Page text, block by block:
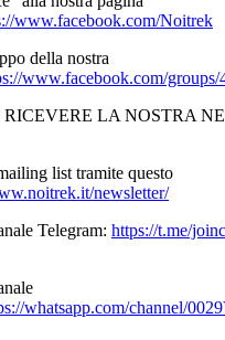
www.facebook.com/Noitrek
della nostra
www.facebook.com/
LA NOSTRA
list tramite questo
newsletter/
Telegram: https://t.me/
whatsapp.com/channel/